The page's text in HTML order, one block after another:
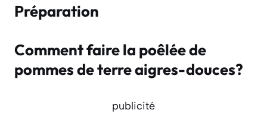
Préparation
Comment faire la poêlée de
pommes de terre aigres-douces?
publicité